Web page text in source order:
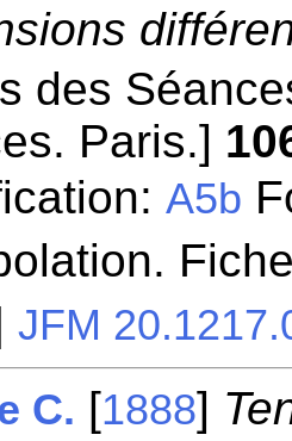
des
Paris.]
A5b
JFM
C. [1888]